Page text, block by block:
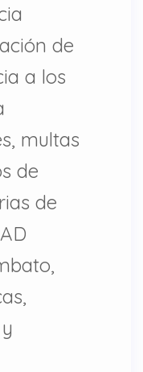
de
a los
multas
de
de